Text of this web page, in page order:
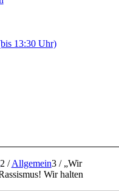
13:30 Uhr)
2 / Allgemein3 / „Wir
Wir halten